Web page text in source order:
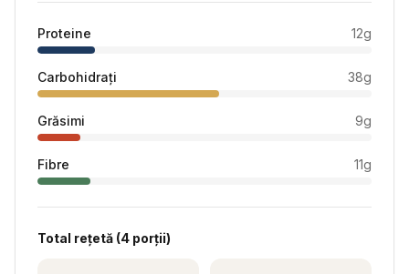
Proteine 12g
Carbohidrați 38g
Grăsimi 9g
Fibre 11g
Total rețetă (4 porții)